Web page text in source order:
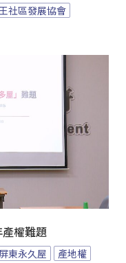
社區發展協會
權難題
東永久屋 產地權